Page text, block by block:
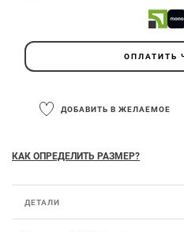
ОПЛАТИТЬ
ДОБАВИТЬ В ЖЕЛАЕМОЕ
КАК ОПРЕДЕЛИТЬ РАЗМЕР?
ДЕТАЛИ